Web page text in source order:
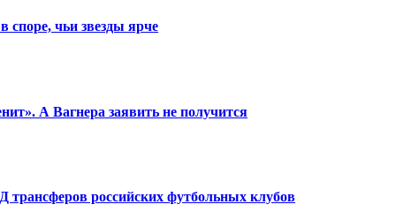
споре, чьи звезды ярче
А Вагнера заявить не получится
трансферов российских футбольных клубов